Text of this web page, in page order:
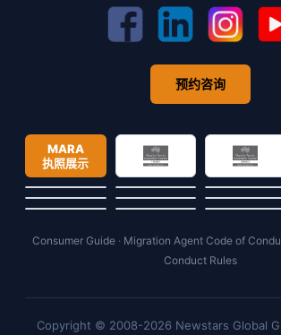
预约咨询
MARA
执照展示
Consumer Guide · Migration Agent Code of
Conduct Rules
Copyright © 2008-2026 Newstars Global